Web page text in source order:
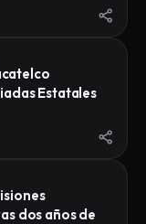
Estatales
dos años de